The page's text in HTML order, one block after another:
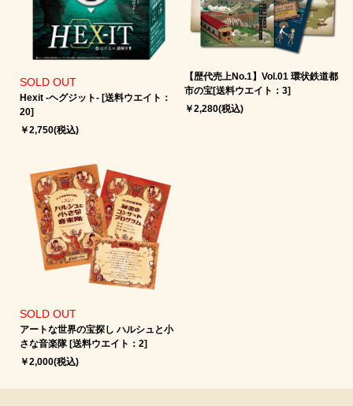
SOLD OUT
Hexit -ヘグジット‐ [送料ウエイト：
20]
￥2,750(税込)
【歴代売上No.1】Vol.01 環状鉄道都
市の宝[送料ウエイト：3]
￥2,280(税込)
SOLD OUT
アートな世界の宝探し ハルシュと小
さな音楽隊 [送料ウエイト：2]
￥2,000(税込)